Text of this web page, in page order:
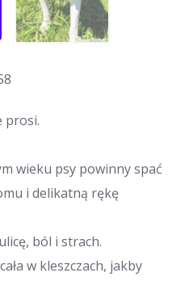
prosi.
wieku psy powinny spać
i delikatną rękę
ból i strach.
w kleszczach, jakby